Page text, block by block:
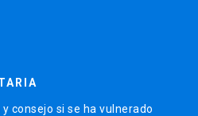
consejo si se ha vulnerado